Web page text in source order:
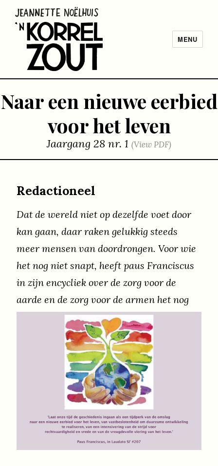
Korrel
Catholic
Worker
Amsterdam
MENU
Naar een nieuwe eerbied
voor het leven
Jaargang 28 nr. 1 (View PDF)
Redactioneel
Dat de wereld niet op dezelfde voet door
kan gaan, daar raken gelukkig steeds
meer mensen van doordrongen. Voor wie
het nog niet snapt, heeft paus Franciscus
in zijn encycliek over de zorg voor de
aarde en de zorg voor de armen het nog
eens goed ingepeperd: “Onze onderdrukte
en verwoeste aarde behoort tot de meest
in de steek gelaten en slecht behandelde
armen.” Wat we de aarde aandoen, doen
we onszelf aan. De paus roept ‘alle
mensen van goede wil’ op om te werken
aan een omslag: weg van een
ongebreideld consumentisme en
materialisme, naar eerbied en zorg voor